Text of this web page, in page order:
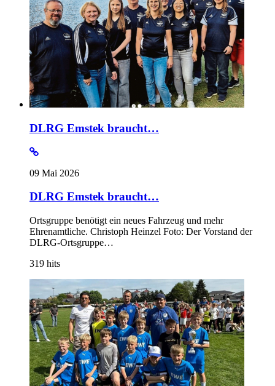
DLRG Emstek braucht…
09 Mai 2026
DLRG Emstek braucht…
Ortsgruppe benötigt ein neues Fahrzeug und mehr
Ehrenamtliche. Christoph Heinzel Foto: Der Vorstand der
DLRG-Ortsgruppe…
319 hits